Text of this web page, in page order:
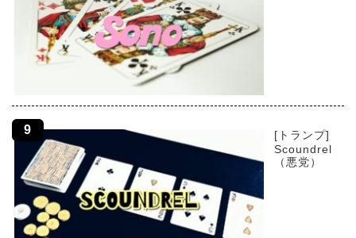
[トランプ]
Scoundrel
（悪党）